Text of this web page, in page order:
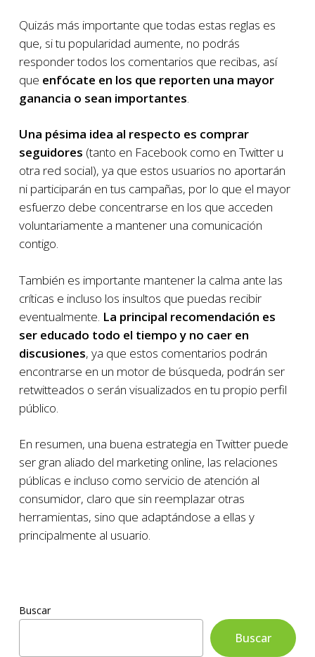
Quizás más importante que todas estas reglas es
que, si tu popularidad aumente, no podrás
responder todos los comentarios que recibas, así
que enfócate en los que reporten una mayor
ganancia o sean importantes
Una pésima idea al respecto es comprar
seguidores (tanto en Facebook como en Twitter u
otra red social), ya que estos usuarios no aportarán
ni participarán en tus campañas, por lo que el mayor
esfuerzo debe concentrarse en los que acceden
voluntariamente a mantener una comunicación
contigo.
También es importante mantener la calma ante las
críticas e incluso los insultos que puedas recibir
eventualmente. La principal recomendación es
ser educado todo el tiempo y no caer en
discusiones, ya que estos comentarios podrán
encontrarse en un motor de búsqueda, podrán ser
retwitteados o serán visualizados en tu propio perfil
público.
En resumen, una buena estrategia en Twitter puede
ser gran aliado del marketing online, las relaciones
públicas e incluso como servicio de atención al
consumidor, claro que sin reemplazar otras
herramientas, sino que adaptándose a ellas y
principalmente al usuario.
Buscar
Buscar